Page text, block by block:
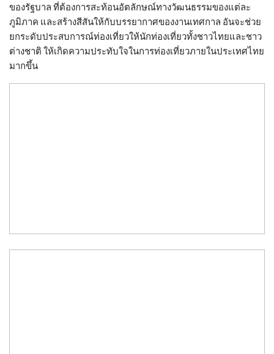
ของรัฐบาล ที่ต้องการสะท้อนอัตลักษณ์ทางวัฒนธรรมของแต่ละ
ภูมิภาค และสร้างสีสันให้กับบรรยากาศของงานเทศกาล อันจะช่วย
ยกระดับประสบการณ์ท่องเที่ยวให้นักท่องเที่ยวทั้งชาวไทยและชาว
ต่างชาติ ให้เกิดความประทับใจในการท่องเที่ยวภายในประเทศไทย
มากขึ้น